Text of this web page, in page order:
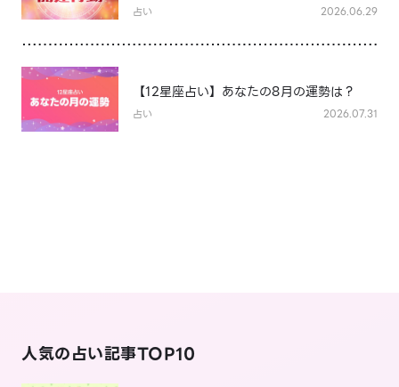
占い 2026.06.29
【12星座占い】あなたの8月の運勢は？
占い 2026.07.31
人気の占い記事TOP10